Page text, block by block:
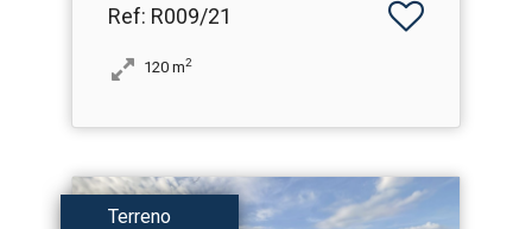
Ref: R009/21
120 m2
Terreno